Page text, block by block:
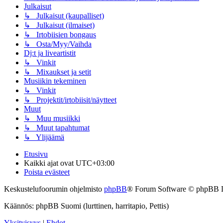
Julkaisut
↳ Julkaisut (kaupalliset)
↳ Julkaisut (ilmaiset)
↳ Irtobiisien bongaus
↳ Osta/Myy/Vaihda
Dj:t ja liveartistit
↳ Vinkit
↳ Mixaukset ja setit
Musiikin tekeminen
↳ Vinkit
↳ Projektit/irtobiisit/näytteet
Muut
↳ Muu musiikki
↳ Muut tapahtumat
↳ Ylijäämä
Etusivu
Kaikki ajat ovat UTC+03:00
Poista evästeet
Keskustelufoorumin ohjelmisto phpBB® Forum Software © phpBB
Käännös: phpBB Suomi (lurttinen, harritapio, Pettis)